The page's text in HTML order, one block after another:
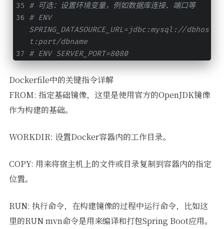
# 可选：设置环境变量，例如数据库连接、端口等
# ENV
SPRING_DATASOURCE_URL=jdbc:mysql://dbhos
t:port/dbname
# ENV SERVER_PORT=8080
Dockerfile中的关键指令详解
FROM: 指定基础镜像，这里是使用官方的OpenJDK镜像
作为构建的基础。
WORKDIR: 设置Docker容器内的工作目录。
COPY: 用来将宿主机上的文件或目录复制到容器内的指定
位置。
RUN: 执行命令，在构建镜像的过程中运行命令，比如这
里的RUN mvn命令是用来编译和打包Spring Boot应用。